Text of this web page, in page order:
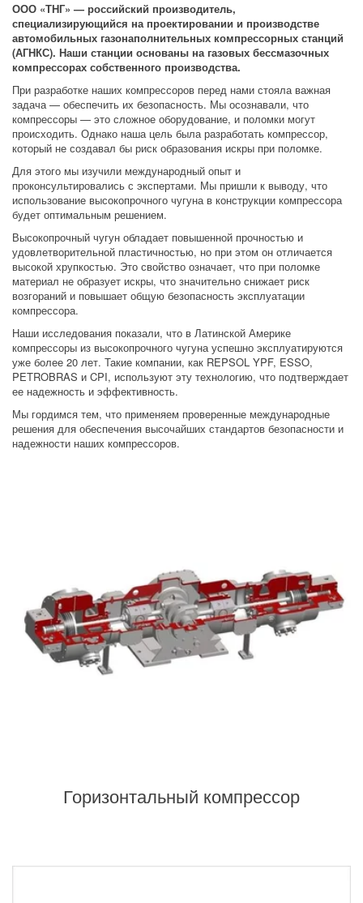
ООО «ТНГ» — российский производитель,
специализирующийся на проектировании и производстве
автомобильных газонаполнительных компрессорных станций
(АГНКС). Наши станции основаны на газовых бессмазочных
компрессорах собственного производства.
При разработке наших компрессоров перед нами стояла важная
задача — обеспечить их безопасность. Мы осознавали, что
компрессоры — это сложное оборудование, и поломки могут
происходить. Однако наша цель была разработать компрессор,
который не создавал бы риск образования искры при поломке.
Для этого мы изучили международный опыт и
проконсультировались с экспертами. Мы пришли к выводу, что
использование высокопрочного чугуна в конструкции компрессора
будет оптимальным решением.
Высокопрочный чугун обладает повышенной прочностью и
удовлетворительной пластичностью, но при этом он отличается
высокой хрупкостью. Это свойство означает, что при поломке
материал не образует искры, что значительно снижает риск
возгораний и повышает общую безопасность эксплуатации
компрессора.
Наши исследования показали, что в Латинской Америке
компрессоры из высокопрочного чугуна успешно эксплуатируются
уже более 20 лет. Такие компании, как REPSOL YPF, ESSO,
PETROBRAS и CPI, используют эту технологию, что подтверждает
ее надежность и эффективность.
Мы гордимся тем, что применяем проверенные международные
решения для обеспечения высочайших стандартов безопасности и
надежности наших компрессоров.
Горизонтальный компрессор